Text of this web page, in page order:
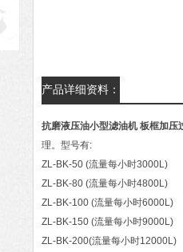
产品详细资料：
抗磨液压油小型滤油机 板框加压
理。型号有:
ZL-BK-50 (流量每小时3000L)
ZL-BK-80 (流量每小时4800L)
ZL-BK-100 (流量每小时6000L)
ZL-BK-150 (流量每小时9000L)
ZL-BK-200(流量每小时12000L)